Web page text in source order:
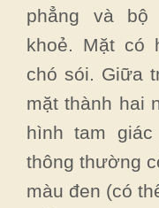
phẳng và bộ
khoẻ. Mặt có
chó sói. Giữa
mặt thành hai
hình tam
thông thường
màu đen (có